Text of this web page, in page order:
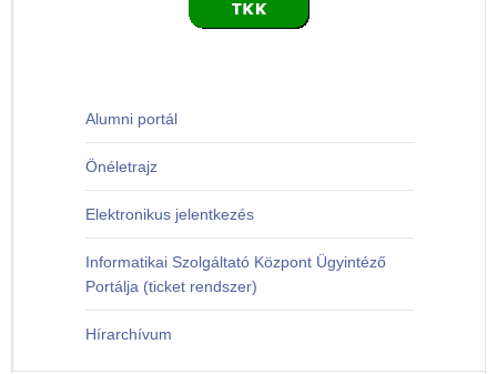
Alumni portál
Önéletrajz
Elektronikus jelentkezés
Informatikai Szolgáltató Központ Ügyintéző
Portálja (ticket rendszer)
Hírarchívum